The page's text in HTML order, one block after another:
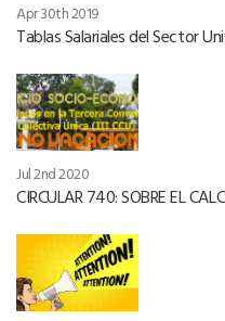
Apr 30th 2019
Tablas Salariales del Sector
Jul 2nd 2020
CIRCULAR 740: SOBRE EL